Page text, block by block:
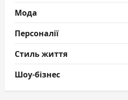
Мода
Персоналії
Стиль життя
Шоу-бізнес